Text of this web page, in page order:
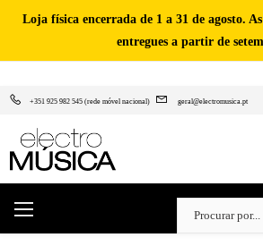
Loja física encerrada de 1 a 31 de agosto.
entregues a partir de
+351 925 982 545 (rede móvel nacional) geral@electromusica.pt